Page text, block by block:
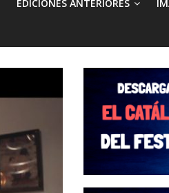
EDICIONES ANTERIORES